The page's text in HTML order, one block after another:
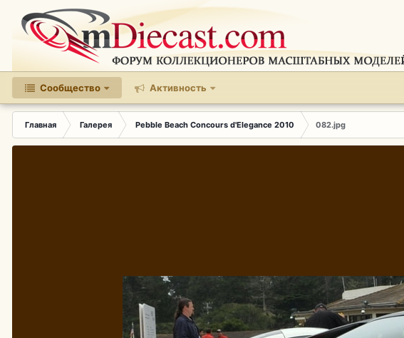
Сообщество Активность
Главная Галерея Pebble Beach Concours d'Elegance 2010 082.jpg